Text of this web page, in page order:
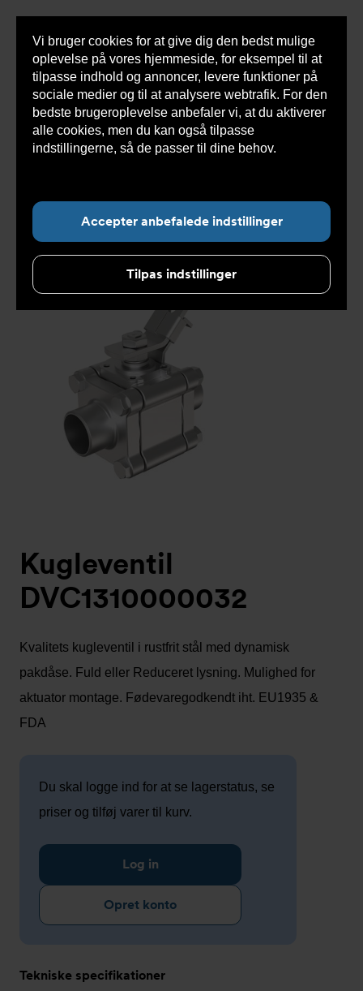
Vi bruger cookies for at give dig den bedst mulige
oplevelse på vores hjemmeside, for eksempel til at
tilpasse indhold og annoncer, levere funktioner på
sociale medier og til at analysere webtrafik. For den
bedste brugeroplevelse anbefaler vi, at du aktiverer
alle cookies, men du kan også tilpasse
indstillingerne, så de passer til dine behov.
Accepter anbefalede indstillinger
Tilpas indstillinger
Du
her:
Armatec > Produkter > Ventiler >
Kugleventiler
3-delt > Kugleventil DVC1310 Gevind tilslutning
Kugleventil DVC1310000032
Kugleventil
DVC1310000032
Kvalitets kugleventil i rustfrit stål med dynamisk
pakdåse. Fuld eller Reduceret lysning. Mulighed for
aktuator montage. Fødevaregodkendt iht. EU1935 &
FDA
Du skal logge ind for at se lagerstatus, se
priser og tilføj varer til kurv.
Log in
Opret konto
Tekniske specifikationer